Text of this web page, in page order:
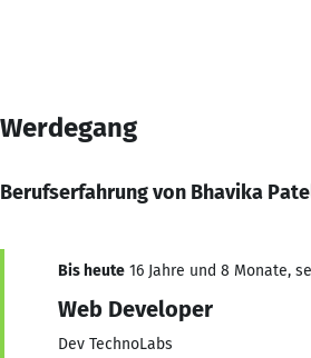
Werdegang
Berufserfahrung von Bhavika
Bis heute 16 Jahre und 8 Monate,
Web Developer
Dev TechnoLabs